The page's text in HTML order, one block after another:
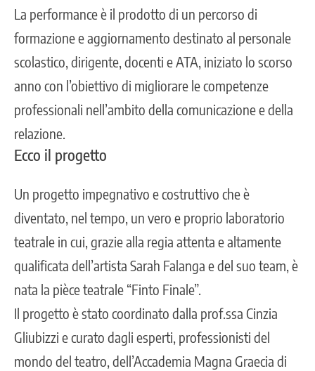
La performance è il prodotto di un percorso di
formazione e aggiornamento destinato al personale
scolastico, dirigente, docenti e ATA , iniziato lo scorso
anno con l’obiettivo di migliorare le competenze
professionali nell’ambito della comunicazione e della
relazione.
Ecco il progetto
Un progetto impegnativo e costruttivo che è
diventato, nel tempo, un vero e proprio laboratorio
teatrale in cui, grazie alla regia attenta e altamente
qualificata dell’artista Sarah Falanga e del suo team, è
nata la pièce teatrale “Finto Finale”.
Il progetto è stato coordinato dalla prof.ssa Cinzia
Gliubizzi e curato dagli esperti, professionisti del
mondo del teatro, dell’Accademia Magna Graecia di